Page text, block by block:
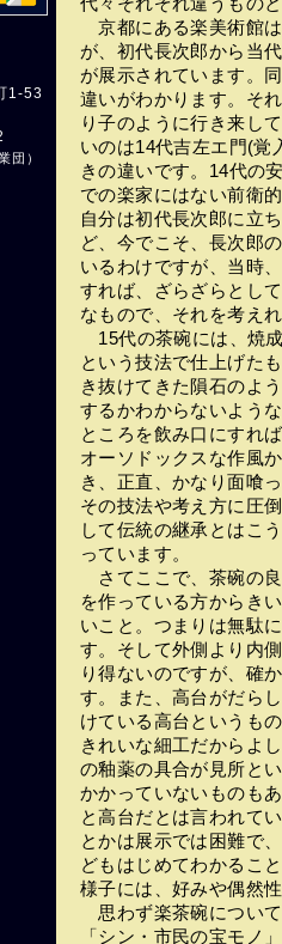
1-53
団 ）
京都にある楽美術館
が、初代長次郎から当
が展示されています。
違いがわかります。そ
り子のように行き来し
いのは14代吉左エ門(覚
きの違いです。14代の
での楽家にはない前衛
自分は初代長次郎に立
ど、今でこそ、長次郎
いるわけですが、当時
すれば、ざらざらとし
なもので、それを考え
15代の茶碗には、焼
という技法で仕上げた
き抜けてきた隕石のよ
するかわからないよう
ところを飲み口にすれ
オーソドックスな作風
き、正直、かなり面喰
その技法や考え方に圧
して伝統の継承とはこ
っています。
さてここで、茶碗の
を作っている方からき
いこと。つまりは無駄
す。そして外側より内
り得ないのですが、確
す。また、高台がだら
けている高台というも
きれいな細工だからよ
の釉薬の具合が見所と
かかっていないものも
と高台だとは言われて
とかは展示では困難で
どもはじめてわかるこ
様子には、好みや偶然
思わず楽茶碗につい
「シン・市民の宝モノ